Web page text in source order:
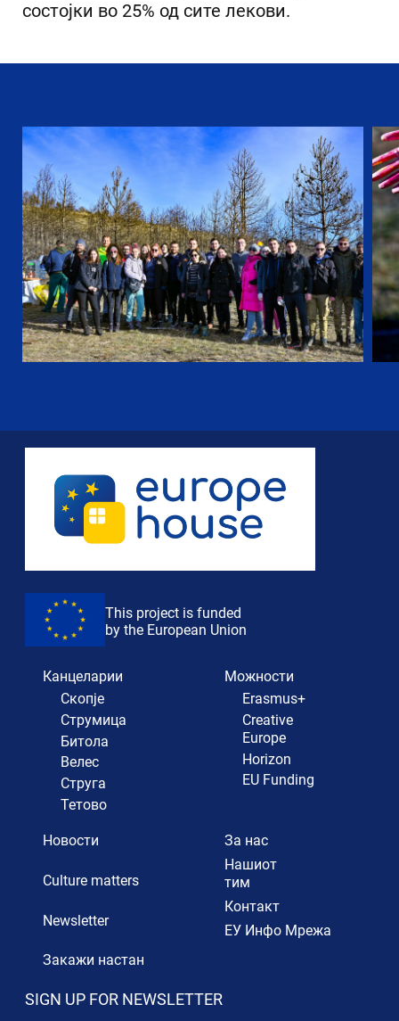
состојки во 25% од сите лекови.
This project is funded
by the European Union
Канцеларии
Скопје
Струмица
Битола
Велес
Струга
Тетово
Можности
Erasmus+
Creative
Europe
Horizon
EU Funding
Новости
Culture matters
Newsletter
Закажи настан
За нас
Нашиот
тим
Контакт
ЕУ Инфо Мрежа
SIGN UP FOR NEWSLETTER